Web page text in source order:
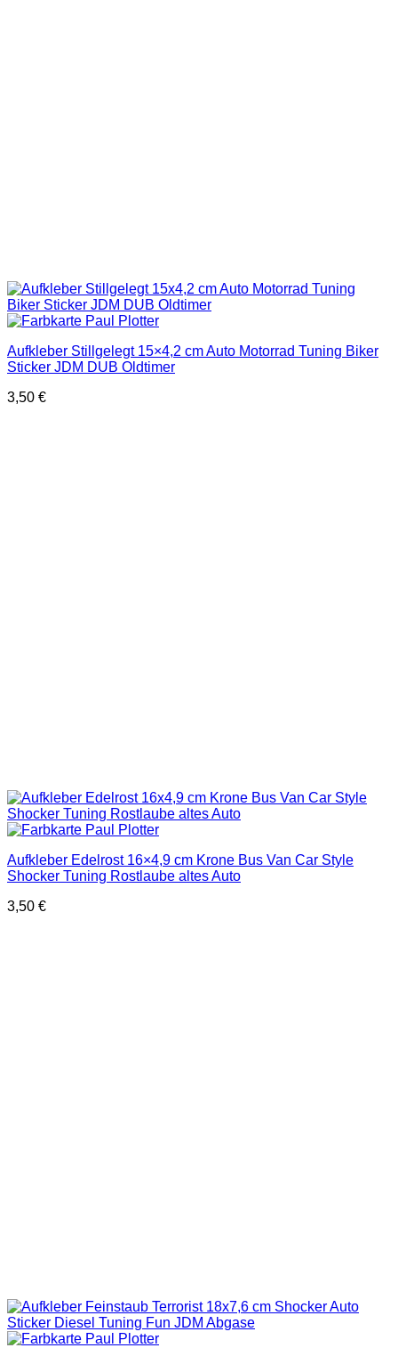
Aufkleber Stillgelegt 15×4,2 cm Auto Motorrad Tuning Biker
Sticker JDM DUB Oldtimer
3,50 €
Aufkleber Edelrost 16×4,9 cm Krone Bus Van Car Style
Shocker Tuning Rostlaube altes Auto
3,50 €